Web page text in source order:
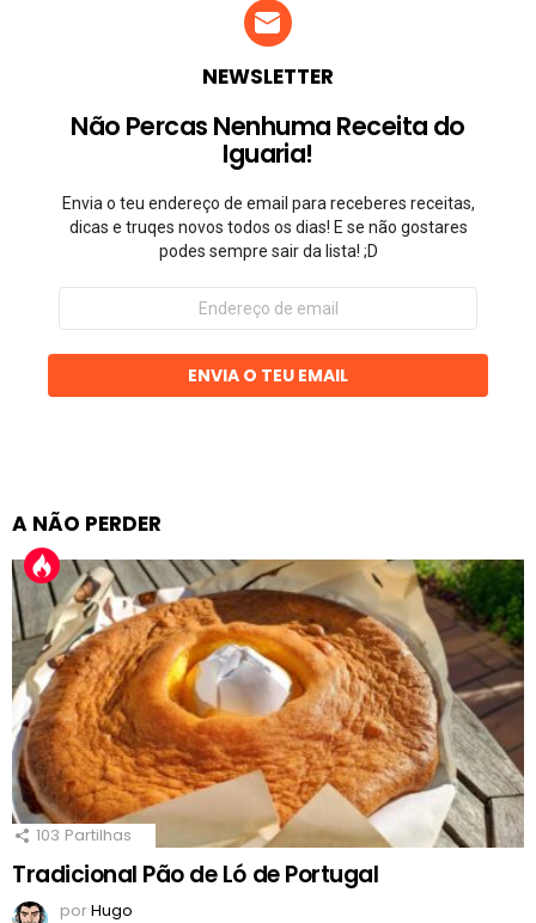
NEWSLETTER
Não Percas Nenhuma Receita do
Iguaria!
Envia o teu endereço de email para receberes receitas,
dicas e truqes novos todos os dias! E se não gostares
podes sempre sair da lista! ;D
Endereço
email
ENVIA O TEU EMAIL
A NÃO PERDER
103 Partilhas
Tradicional Pão de Ló de Portugal
porHugo